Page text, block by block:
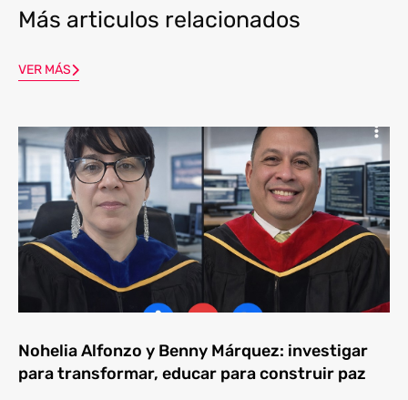
Más articulos relacionados
VER MÁS
Nohelia Alfonzo y Benny Márquez: investigar
para transformar, educar para construir paz